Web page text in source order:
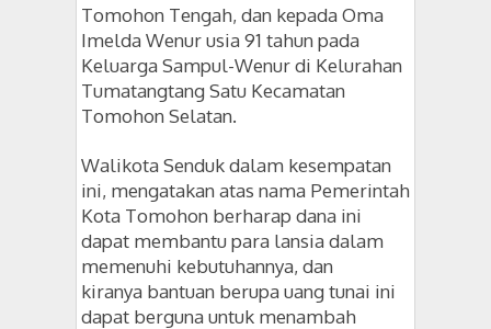
Tomohon Tengah, dan kepada Oma
Imelda Wenur usia 91 tahun pada
Keluarga Sampul-Wenur di Kelurahan
Tumatangtang Satu Kecamatan
Tomohon Selatan.
Walikota Senduk dalam kesempatan
ini, mengatakan atas nama Pemerintah
Kota Tomohon berharap dana ini
dapat membantu para lansia dalam
memenuhi kebutuhannya, dan
kiranya bantuan berupa uang tunai ini
dapat berguna untuk menambah